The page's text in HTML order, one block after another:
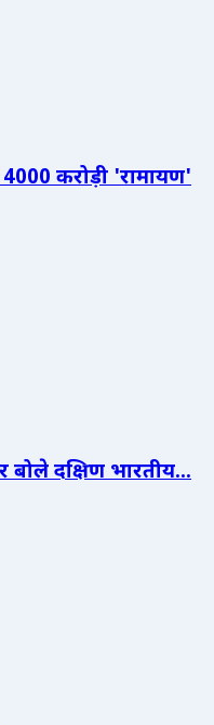
करोड़ी 'रामायण'
दक्षिण भारतीय...